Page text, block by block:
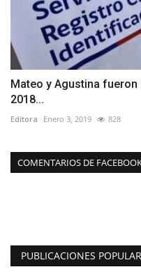
Mateo y Agustina
2018...
Editora Enero 3, 2019 828
COMENTARIOS DE
PUBLICACIONES